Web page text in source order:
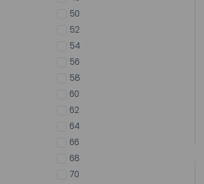
50
52
54
56
58
60
62
64
66
68
70